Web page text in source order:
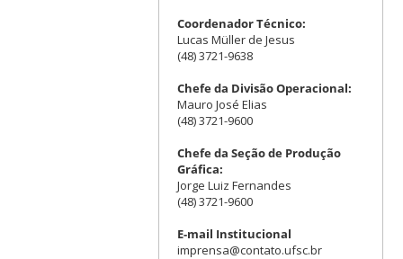
Coordenador Técnico:
Lucas Müller de Jesus
(48) 3721-9638
Chefe da Divisão Operacional:
Mauro José Elias
(48) 3721-9600
Chefe da Seção de Produção
Gráfica:
Jorge Luiz Fernandes
(48) 3721-9600
E-mail Institucional
imprensa@contato.ufsc.br